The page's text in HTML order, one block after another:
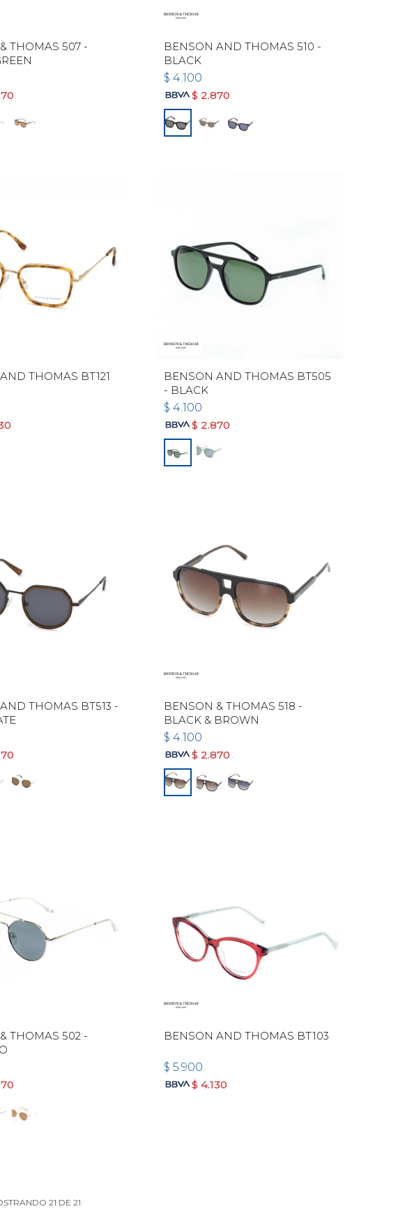
THOMAS 507 -
BENSON AND THOMAS 510 -
BLACK
$ 4.100
$ 2.870
THOMAS BT121
BENSON AND THOMAS BT505
- BLACK
$ 4.100
$ 2.870
THOMAS BT513 -
BENSON & THOMAS 518 -
BLACK & BROWN
$ 4.100
$ 2.870
THOMAS 502 -
BENSON AND THOMAS BT103
$ 5.900
$ 4.130
21 DE21